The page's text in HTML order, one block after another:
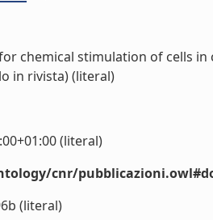
chemical stimulation of cells
in rivista) (literal)
(literal)
cnr/
(literal)